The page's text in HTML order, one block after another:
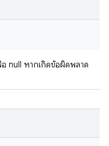
null หากเกิดข้อผิดพลาด